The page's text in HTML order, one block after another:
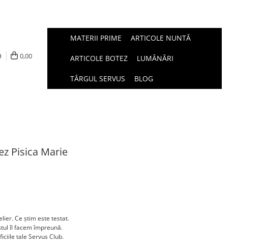
0,00
MATERII PRIME ARTICOLE NUNTĂ
ARTICOLE BOTEZ LUMÂNĂRI
TÂRGUL SERVUS BLOG
Pisica Marie
Ce știm este testat.
îl facem împreună.
tale Servus Club.